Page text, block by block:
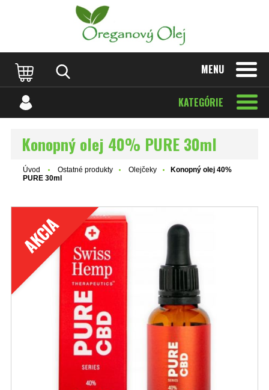
MENU
KATEGÓRIE
Konopný olej 40% PURE 30ml
Úvod Ostatné produkty Olejčeky
Konopný olej 40%
PURE 30ml
AKCIA